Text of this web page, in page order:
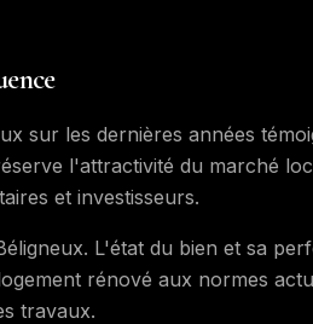
sur les dernières années
l'attractivité du marché
et investisseurs.
L'état du bien et sa
rénové aux normes
travaux.